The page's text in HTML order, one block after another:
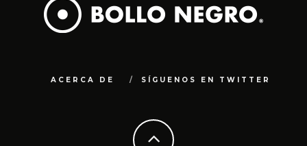
ACERCA DE SÍGUENOS EN TWITTER